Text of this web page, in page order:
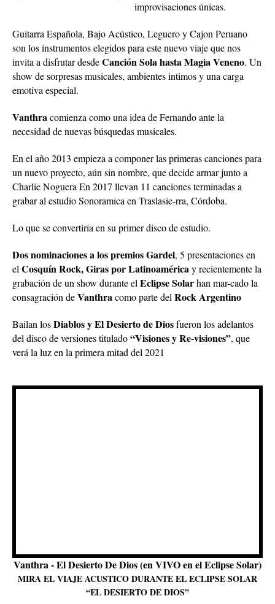
improvisaciones únicas.
Guitarra Española, Bajo Acústico, Leguero y Cajon Peruano
son los instrumentos elegidos para este nuevo viaje que nos
invita a disfrutar desdeCanción Sola hasta Magia Veneno. Un
show de sorpresas musicales, ambientes intimos y una carga
emotiva especial.
Vanthracomienza como una idea de Fernando ante la
necesidad de nuevas búsquedas musicales.
En el año 2013 empieza a componer las primeras canciones para
un nuevo proyecto, aún sin nombre, que decide armar junto a
Charlie Noguera En 2017 llevan 11 canciones terminadas a
grabar al estudio Sonoramica en Traslasie-rra, Córdoba.
Lo que se convertiría en su primer disco de estudio.
Dos nominaciones a los premios Gardel, 5 presentaciones en
el Cosquín Rock, Giras por Latinoaméricay recientemente la
grabación de un show durante el Eclipse Solarhan mar-cado la
consagración deVanthracomo parte del Rock Argentino
Bailan losDiablos y El Desierto de Diosfueron los adelantos
del disco de versiones titulado“Visiones y Re-visiones”, que
verá la luz en la primera mitad del 2021
Vanthra - El Desierto De Dios (en VIVO en el Eclipse Solar)
MIRA EL VIAJE ACUSTICO DURANTE EL ECLIPSE SOLAR
“EL DESIERTO DE DIOS”